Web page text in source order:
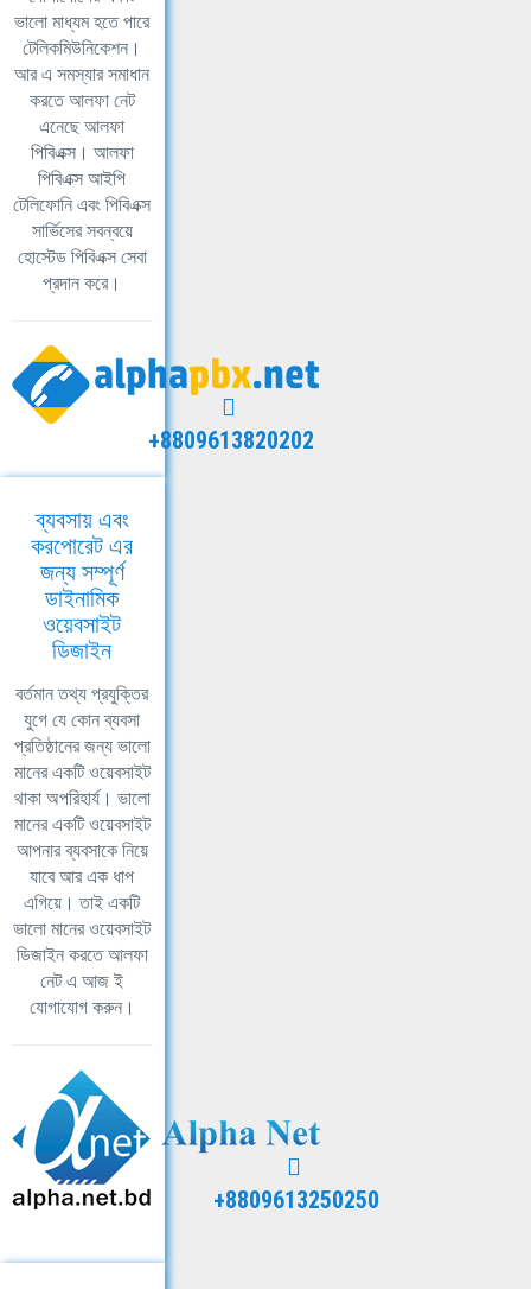
ভালো মাধ্যম হতে পারে
টেলিকমিউনিকেশন।
আর এ সমস্যার সমাধান
করতে আলফা নেট
এনেছে আলফা
পিবিএক্স। আলফা
পিবিএক্স আইপি
টেলিফোনি এবং পিবিএক্স
সার্ভিসের সবন্বয়ে
হোস্টেড পিবিএক্স সেবা
প্রদান করে।
+8809613820202
ব্যবসায় এবং
করপোরেট এর
জন্য সম্পূর্ণ
ডাইনামিক
ওয়েবসাইট
ডিজাইন
বর্তমান তথ্য প্রযুক্তির
যুগে যে কোন ব্যবসা
প্রতিষ্ঠানের জন্য ভালো
মানের একটি ওয়েবসাইট
থাকা অপরিহার্য। ভালো
মানের একটি ওয়েবসাইট
আপনার ব্যবসাকে নিয়ে
যাবে আর এক ধাপ
এগিয়ে। তাই একটি
ভালো মানের ওয়েবসাইট
ডিজাইন করতে আলফা
নেট এ আজ ই
যোগাযোগ করুন।
+8809613250250